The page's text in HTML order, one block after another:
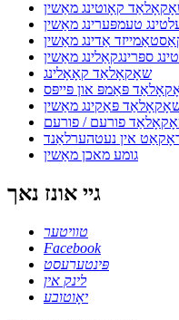
קאָוטינג מאַשין
טעמפּערינג מאַשין
אַדינג מאַשין
ספּרינגקאַלינג מאַשין
שאָקאָלאַד קאָאָלינג
פּאַמפּ און פּייפּס
פּאַקינג מאַשין
פורעם / פורעם
אין נעטהערלאַנד
גומע מאכן מאַשין
גיי אונז נאך
טוויטער
Facebook
פּינטערעסט
לינק אין
יאָוטובע